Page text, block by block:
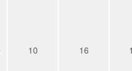
10 16